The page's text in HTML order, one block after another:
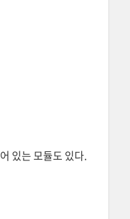
있는 모듈도 있다.